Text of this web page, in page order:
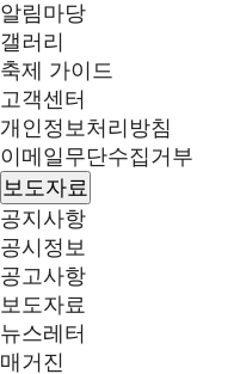
알림마당
갤러리
축제 가이드
고객센터
개인정보처리방침
이메일무단수집거부
보도자료
공지사항
공시정보
공고사항
보도자료
뉴스레터
매거진